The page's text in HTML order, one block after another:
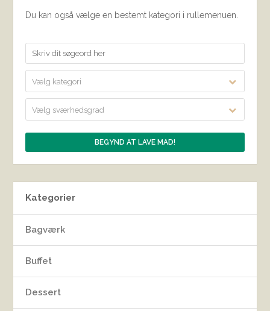
Du kan også vælge en bestemt kategori i rullemenuen.
Vælg kategori
Vælg sværhedsgrad
Kategorier
Bagværk
Buffet
Dessert